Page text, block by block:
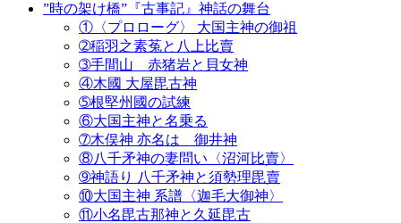
”時の架け橋”『古事記』神話の舞台
①〈プロローグ〉 大国主神の御祖
➁稲羽之素菟と八上比賣
➂手間山 赤猪岩と貝女神
④木國 大屋毘古神
➄根堅州國の試練
⑥大国主神と名乗る
➆木俣神 亦名は 御井神
⑧八千矛神の妻問い〈沼河比賣〉
➈神語り 八千矛神と須勢理毘賣
⑩大国主神 系譜〈迦毛大御神〉
⑪小名毘古那神と久延毘古